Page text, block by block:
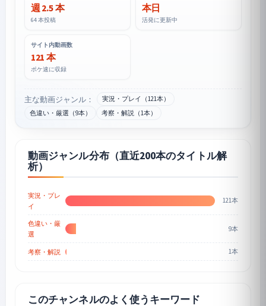
週 2.5 本
64 本投稿
本日
活発に更新中
サイト内動画数
121 本
ポケ速に収録
主な動画ジャンル：
実況・プレイ（121本）
色違い・厳選（9本）
考察・解説（1本）
動画ジャンル分布（直近200本のタイトル解
析）
実況・プレ
イ
121本
色違い・厳
選
9本
考察・解説 1本
このチャンネルのよく使うキーワード